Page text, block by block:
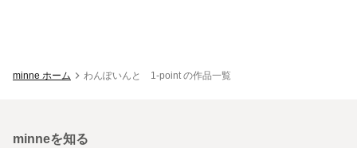
minne ホーム わんぽいんと 1-point の作品一覧
minneを知る